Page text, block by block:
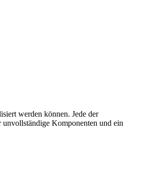
werden können. Jede der
Komponenten und ein